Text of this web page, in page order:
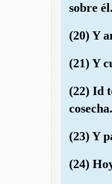
sobre él.
(20) Y
(21) Y
(22) Id
cosecha.
(23) Y
(24)